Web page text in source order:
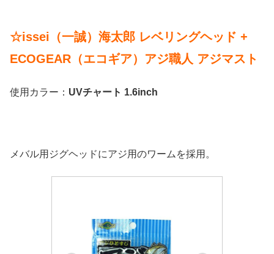
☆issei（一誠）海太郎 レベリングヘッド +
ECOGEAR（エコギア）アジ職人 アジマスト
使用カラー： UVチャート 1.6inch
メバル用ジグヘッドにアジ用のワームを採用。